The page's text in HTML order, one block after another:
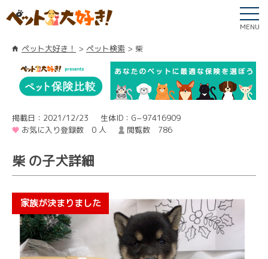
MENU
ペット大好き！ ペット検索 柴
掲載日：2021/12/23
生体ID：G−97416909
お気に入り登録数 0 人
閲覧数 786
柴 の子犬詳細